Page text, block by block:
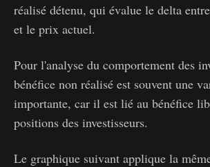
réalisé détenu, qui évalue le delta
et le prix actuel.
Pour l'analyse du comportement des
bénéfice non réalisé est souvent une
importante, car il est lié au bénéfice
positions des investisseurs.
Le graphique suivant applique la